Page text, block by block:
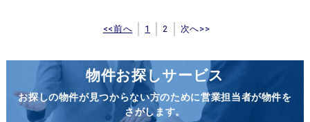
<<前へ 1 2 次へ>>
物件お探しサービス
お探しの物件が見つからない方のために営業担当者が物件を
さがします。